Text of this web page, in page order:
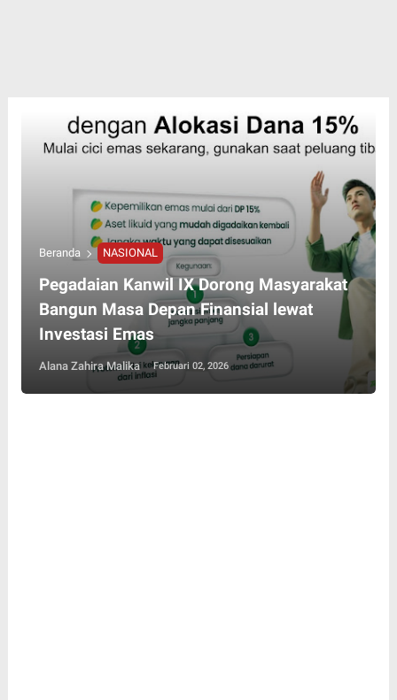
Beranda NASIONAL
Pegadaian Kanwil IX Dorong Masyarakat
Bangun Masa Depan Finansial lewat
Investasi Emas
Alana Zahira Malika Februari 02, 2026